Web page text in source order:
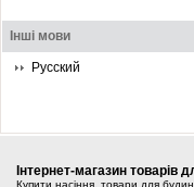
Інші мови
Русский
Інтернет-магазин
Купити насіння, товари для